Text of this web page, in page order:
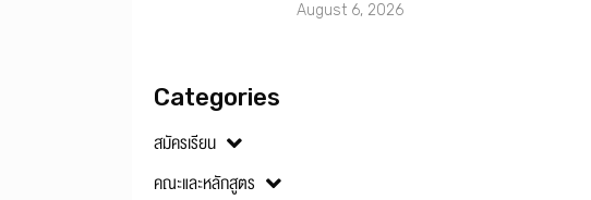
August 6, 2026
Categories
สมัครเรียน
คณะและหลักสูตร